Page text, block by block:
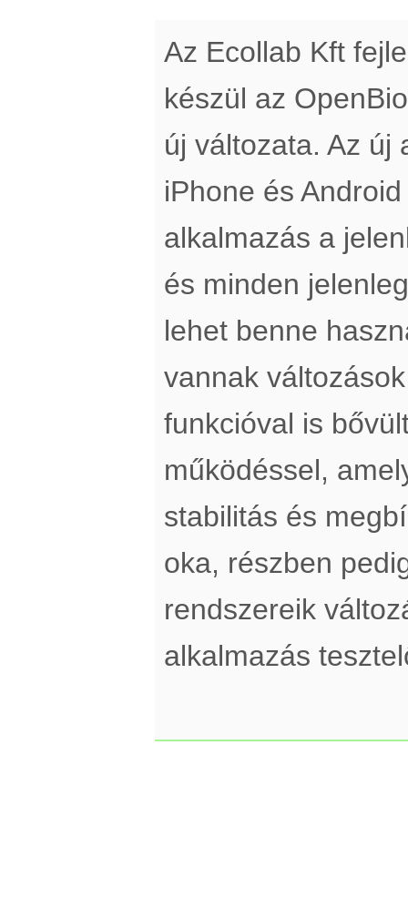
Az Ecollab Kft
készül az
új változata. Az új
iPhone és
alkalmazás a
és minden
lehet benne
vannak
funkcióval is
működéssel,
stabilitás és
oka, részben
rendszereik
alkalmazás